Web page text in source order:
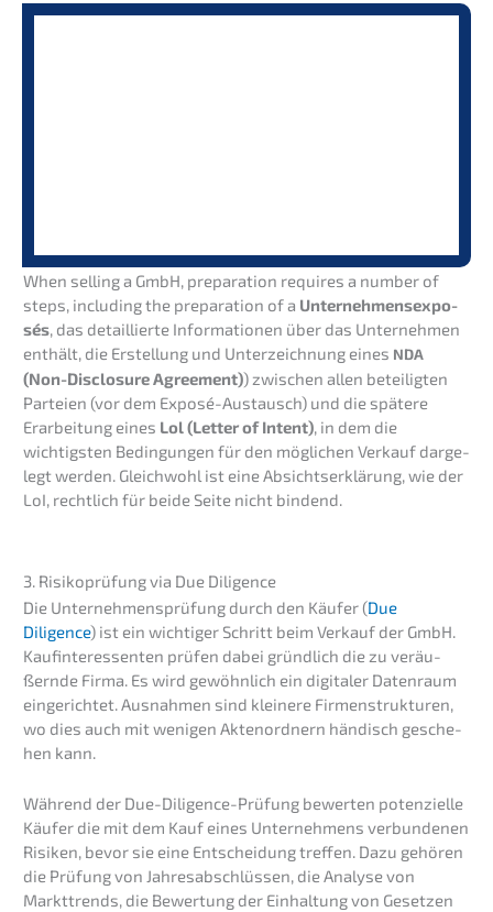
When selling a GmbH, prepa­ra­ti­on requi­res a number of
steps, inclu­ding the prepa­ra­ti­on of a Unter­neh­mens­ex­po­
sés, das detail­lier­te Infor­ma­tio­nen über das Unter­neh­men
enthält, die Erstel­lung und Unter­zeich­nung eines NDA
(Non-Disclo­sure Agree­ment)) zwischen allen betei­lig­ten
Partei­en (vor dem Exposé-Austausch) und die späte­re
Erarbei­tung eines Lol (Letter of Intent), in dem die
wichtigs­ten Bedin­gun­gen für den mögli­chen Verkauf darge­
legt werden. Gleich­wohl ist eine Absichts­er­klä­rung, wie der
LoI, recht­lich für beide Seite nicht bindend.
3. Risiko­prü­fung via Due Diligence
Die Unter­neh­mens­prü­fung durch den Käufer (Due
Diligence) ist ein wichti­ger Schritt beim Verkauf der GmbH.
Kaufin­ter­es­sen­ten prüfen dabei gründ­lich die zu veräu­
ßern­de Firma. Es wird gewöhn­lich ein digita­ler Daten­raum
einge­rich­tet. Ausnah­men sind kleine­re Firmen­struk­tu­ren,
wo dies auch mit wenigen Akten­ord­nern händisch gesche­
hen kann.
Während der Due-Diligence-Prüfung bewer­ten poten­zi­el­le
Käufer die mit dem Kauf eines Unter­neh­mens verbun­de­nen
Risiken, bevor sie eine Entschei­dung treffen. Dazu gehören
die Prüfung von Jahres­ab­schlüs­sen, die Analy­se von
Markt­trends, die Bewer­tung der Einhal­tung von Geset­zen